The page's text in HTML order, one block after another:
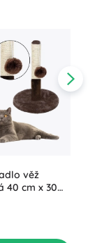
věž
40 cm x 30